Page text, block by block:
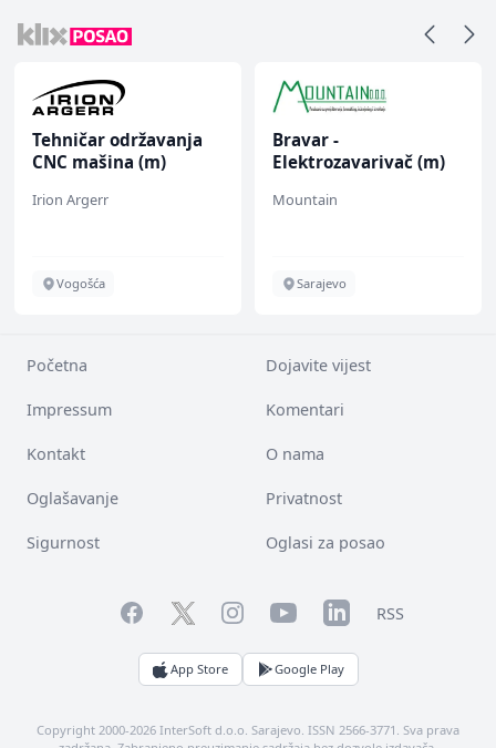
Tehničar održavanja
CNC mašina (m)
Irion Argerr
Vogošća
Bravar -
Elektrozavarivač (m)
Mountain
Sarajevo
Početna Dojavite vijest
Impressum Komentari
Kontakt O nama
Oglašavanje Privatnost
Sigurnost Oglasi za posao
FacebookTwitterInstagramYouTubeLinkedInRSS
App Store Google Play
Copyright 2000-2026 InterSoft d.o.o. Sarajevo. ISSN 2566-3771. Sva prava